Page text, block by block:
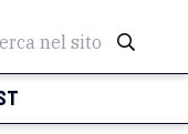
nel sito